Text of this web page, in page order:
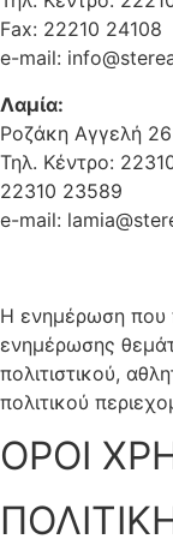
Fax: 22210 24108
e-mail:
Λαμία:
Ροζάκη Αγγελή 26
Τηλ. Κέντρο:
22310 23589
e-mail:
Η ενημέρωση που
ενημέρωσης
πολιτιστικού,
πολιτικού
ΟΡΟΙ